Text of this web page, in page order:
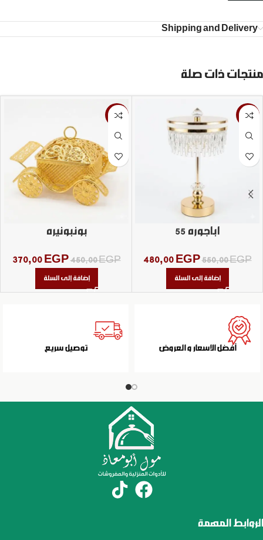
Shipping and Delivery
منتجات ذات صلة
-13%
اباجوره 55
550,00EGP
480,00 EGP
إضافة إلى السلة
-18%
بونبونيره
450,00EGP
370,00 EGP
إضافة إلى السلة
أفضل الاسعار و العروض توصيل سريع
الروابط المهمة